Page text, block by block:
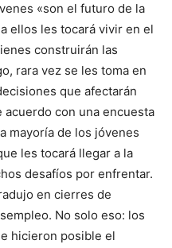
«son el futuro de la
ellos les tocará vivir en el
construirán las
rara vez se les toma en
que afectarán
acuerdo con una encuesta
mayoría de los jóvenes
les tocará llegar a la
desafíos por enfrentar.
en cierres de
No solo eso: los
hicieron posible el